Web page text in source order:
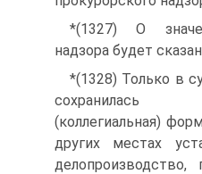
*(1327) О
надзора будет
*(1328) Только в
сохранилась
(коллегиальная)
других местах
делопроизводство,